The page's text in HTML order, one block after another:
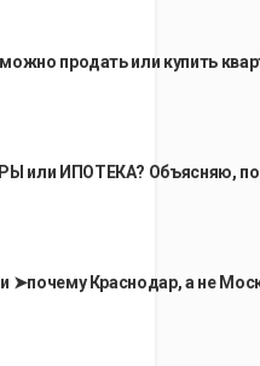
продать или купить
или ИПОТЕКА? Объясняю,
➤почему Краснодар, а не